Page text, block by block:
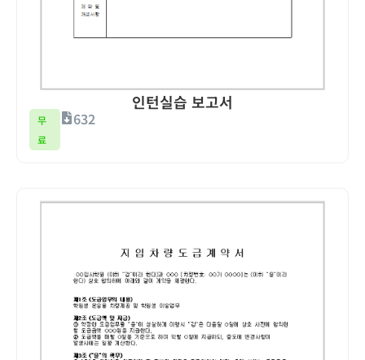
인턴실습 보고서
무
료
632